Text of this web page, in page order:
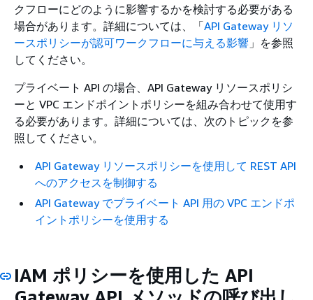
クフローにどのように影響するかを検討する必要がある
場合があります。詳細については、「API Gateway リソ
ースポリシーが認可ワークフローに与える影響 」を参照
してください。
プライベート API の場合、API Gateway リソースポリシ
ーと VPC エンドポイントポリシーを組み合わせて使用す
る必要があります。詳細については、次のトピックを参
照してください。
API Gateway リソースポリシーを使用して REST API
へのアクセスを制御する
API Gateway でプライベート API 用の VPC エンドポ
イントポリシーを使用する
IAM ポリシーを使用した API